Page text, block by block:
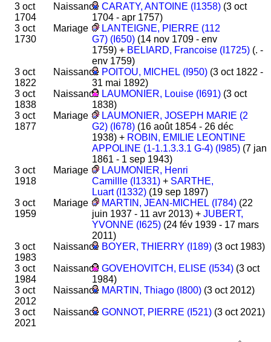
3 oct
1704
Naissance CARATY, ANTOINE (I1358) (3 oct
1704 - apr 1757)
3 oct
1730
Mariage
LANTEIGNE, PIERRE (112
G7) (I650) (14 nov 1709 - env
1759) + BELIARD, Francoise (I1725) (. -
env 1759)
3 oct
1822
Naissance POITOU, MICHEL (I950) (3 oct 1822 -
31 mai 1892)
3 oct
1838
Naissance LAUMONIER, Louise (I691) (3 oct
1838)
3 oct
1877
Mariage
LAUMONIER, JOSEPH MARIE (2
G2) (I678) (16 août 1854 - 26 déc
1938) + ROBIN, EMILIE LEONTINE
APPOLINE (1-1.1.3.3.1 G-4) (I985) (7 jan
1861 - 1 sep 1943)
3 oct
1918
Mariage
LAUMONIER, Henri
Camillle (I1331) + SARTHE,
Luart (I1332) (19 sep 1897)
3 oct
1959
Mariage MARTIN, JEAN-MICHEL (I784) (22
juin 1937 - 11 avr 2013) +JUBERT,
YVONNE (I625) (24 fév 1939 - 17 mars
2011)
3 oct
1983
Naissance BOYER, THIERRY (I189) (3 oct 1983)
3 oct
1984
Naissance GOVEHOVITCH, ELISE (I534) (3 oct
1984)
3 oct
2012
Naissance MARTIN, Thiago (I800) (3 oct 2012)
3 oct
2021
Naissance GONNOT, PIERRE (I521) (3 oct 2021)